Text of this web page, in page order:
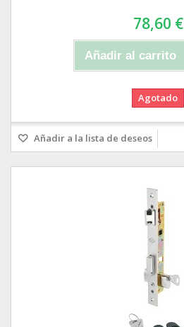
78,60 €
Añadir al carrito
Agotado
Añadir a la lista de deseos